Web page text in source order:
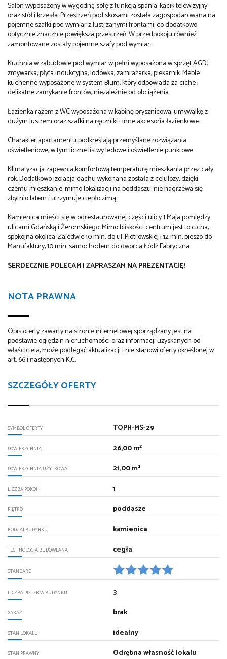
Salon wyposażony w wygodną sofę z funkcją spania, kącik telewizyjny
oraz stół i krzesła. Przestrzeń pod skosami została zagospodarowana na
pojemne szafki pod wymiar z lustrzanymi frontami, co dodatkowo
optycznie znacznie powiększa przestrzeń. W przedpokoju również
zamontowane zostały pojemne szafy pod wymiar.
Kuchnia w zabudowie pod wymiar w pełni wyposażona w sprzęt AGD:
zmywarka, płyta indukcyjna, lodówka, zamrażarka, piekarnik. Meble
kuchenne wyposażone w system Blum, który odpowiada za ciche i
delikatne zamykanie frontów, niezależnie od obciążenia.
Łazienka razem z WC wyposażona w kabinę prysznicową, umywalkę z
dużym lustrem oraz szafki na ręczniki i inne akcesoria łazienkowe.
Charakter apartamentu podkreślają przemyślane rozwiązania
oświetleniowe, w tym liczne listwy ledowe i oświetlenie punktowe.
Klimatyzacja zapewnia komfortową temperaturę mieszkania przez cały
rok. Dodatkowo izolacja dachu wykonana została z celulozy, dzięki
czemu mieszkanie, mimo lokalizacji na poddaszu, nie nagrzewa się
zbytnio latem i utrzymuje ciepło zimą.
Kamienica mieści się w odrestaurowanej części ulicy 1 Maja pomiędzy
ulicami Gdańską i Żeromskiego. Mimo bliskości centrum jest to cicha,
spokojna okolica. Zaledwie 10 min. do ul. Piotrowskiej i 12 min. pieszo do
Manufaktury, 10 min. samochodem do dworca Łódź Fabryczna.
SERDECZNIE POLECAM I ZAPRASZAM NA PREZENTACJĘ!
NOTA PRAWNA
Opis oferty zawarty na stronie internetowej sporządzany jest na
podstawie oględzin nieruchomości oraz informacji uzyskanych od
właściciela, może podlegać aktualizacji i nie stanowi oferty określonej w
art. 66 i następnych K.C.
SZCZEGÓŁY OFERTY
SYMBOL OFERTY TOPH-MS-29
POWIERZCHNIA 26,00 m²
POWIERZCHNIA UŻYTKOWA 21,00 m²
LICZBA POKOI 1
PIĘTRO poddasze
RODZAJ BUDYNKU kamienica
TECHNOLOGIA BUDOWLANA cegła
STANDARD
LICZBA PIĘTER W BUDYNKU 3
GARAŻ brak
STAN LOKALU idealny
STAN PRAWNY Odrębna własność lokalu